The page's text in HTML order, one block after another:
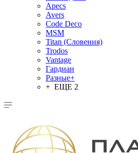
Apecs
Avers
Code Deco
MSM
Titan (Словения)
Trodos
Vantage
Гардиан
Разные+
+ ЕЩЕ 2